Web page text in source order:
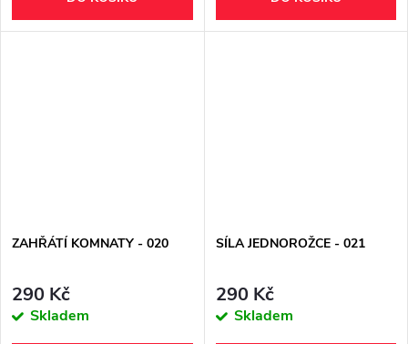
ZAHŘÁTÍ KOMNATY - 020
290 Kč
Skladem
SÍLA JEDNOROŽCE - 021
290 Kč
Skladem